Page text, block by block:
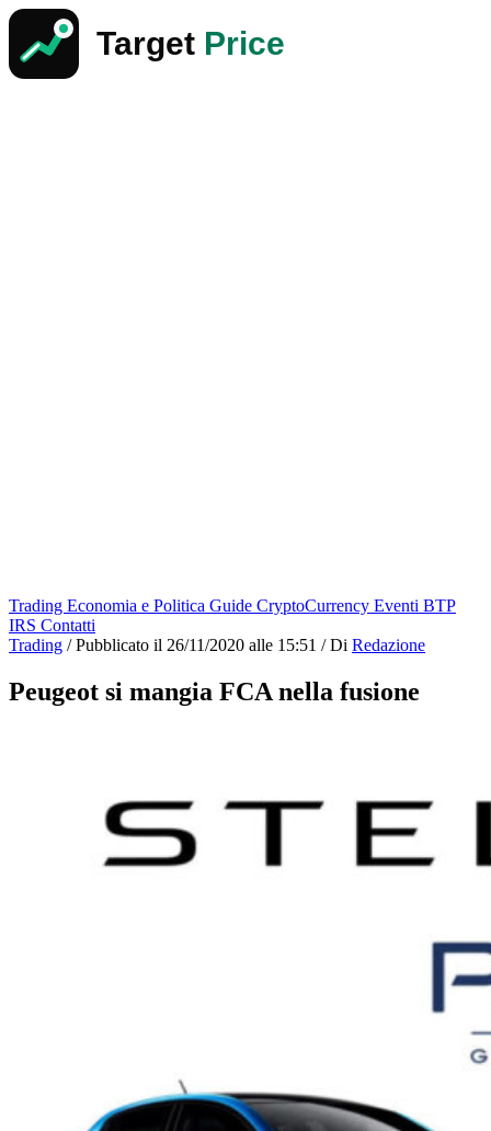
Trading Economia e Politica Guide CryptoCurrency Eventi BTP
IRS Contatti
Trading / Pubblicato il 26/11/2020 alle 15:51 / Di Redazione
Peugeot si mangia FCA nella fusione